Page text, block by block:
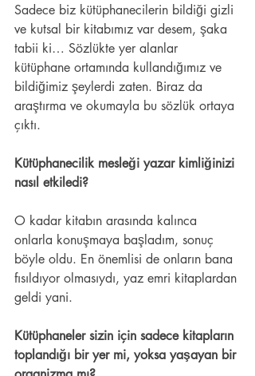
Sadece biz kütüphanecilerin bildiği gizli
ve kutsal bir kitabımız var desem, şaka
tabii ki… Sözlükte yer alanlar
kütüphane ortamında kullandığımız ve
bildiğimiz şeylerdi zaten. Biraz da
araştırma ve okumayla bu sözlük ortaya
çıktı.
Kütüphanecilik mesleği yazar kimliğinizi
nasıl etkiledi?
O kadar kitabın arasında kalınca
onlarla konuşmaya başladım, sonuç
böyle oldu. En önemlisi de onların bana
fısıldıyor olmasıydı, yaz emri kitaplardan
geldi yani.
Kütüphaneler sizin için sadece kitapların
toplandığı bir yer mi, yoksa yaşayan bir